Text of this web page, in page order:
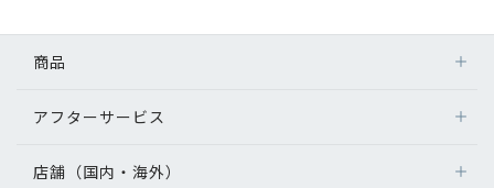
商品
アフターサービス
店舗（国内・海外）